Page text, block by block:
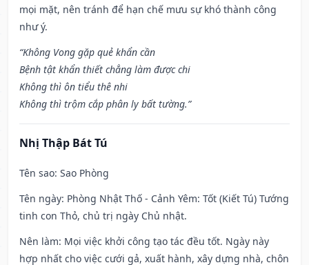
mọi mặt, nên tránh để hạn chế mưu sự khó thành công
như ý.
“Không Vong gặp quẻ khẩn cần
Bệnh tật khẩn thiết chẳng làm được chi
Không thì ôn tiểu thê nhi
Không thì trộm cắp phân ly bất tường.”
Nhị Thập Bát Tú
Tên sao: Sao Phòng
Tên ngày: Phòng Nhật Thố - Cảnh Yêm: Tốt (Kiết Tú) Tướng
tinh con Thỏ, chủ trị ngày Chủ nhật.
Nên làm: Mọi việc khởi công tạo tác đều tốt. Ngày này
hợp nhất cho việc cưới gả, xuất hành, xây dựng nhà, chôn